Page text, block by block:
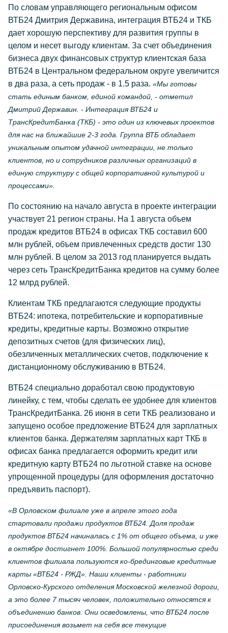
По словам управляющего региональным офисом
ВТБ24 Дмитрия Державина, интеграция ВТБ24 и ТКБ
дает хорошую перспективу для развития группы в
целом и несет выгоду клиентам. За счет объединения
бизнеса двух финансовых структур клиентская база
ВТБ24 в Центральном федеральном округе увеличится
в два раза, а сеть продаж - в 1.5 раза. «Мы готовы
стать единым банком, единой командой, - отметил
Дмитрий Державин. - Интеграция ВТБ24 и
ТрансКредитБанка (ТКБ) - это один из ключевых проектов
для нас на ближайшие 2-3 года. Группа ВТБ обладает
уникальным опытом удачной интеграции, не только
клиентов, но и сотрудников различных организаций в
единую структуру с общей корпоративной культурой и
процессами».
По состоянию на начало августа в проекте интеграции
участвует 21 регион страны. На 1 августа объем
продаж кредитов ВТБ24 в офисах ТКБ составил 600
млн рублей, объем привлеченных средств достиг 130
млн рублей. В целом за 2013 год планируется выдать
через сеть ТрансКредитБанка кредитов на сумму более
12 млрд рублей.
Клиентам ТКБ предлагаются следующие продукты
ВТБ24: ипотека, потребительские и корпоративные
кредиты, кредитные карты. Возможно открытие
депозитных счетов (для физических лиц),
обезличенных металлических счетов, подключение к
дистанционному обслуживанию в ВТБ24.
ВТБ24 специально доработал свою продуктовую
линейку, с тем, чтобы сделать ее удобнее для клиентов
ТрансКредитБанка. 26 июня в сети ТКБ реализовано и
запущено особое предложение ВТБ24 для зарплатных
клиентов банка. Держателям зарплатных карт ТКБ в
офисах банка предлагается оформить кредит или
кредитную карту ВТБ24 по льготной ставке на основе
упрощенной процедуры (для оформления достаточно
предъявить паспорт).
«В Орловском филиале уже в апреле этого года
стартовали продажи продуктов ВТБ24. Доля продаж
продуктов ВТБ24 начиналась с 1% от общего объема, и уже
в октябре достигнет 100%. Большой популярностью среди
клиентов филиала пользуются ко-брединговые кредитные
карты «ВТБ24 - РЖД». Наши клиенты - работники
Орловско-Курского отделения Московской железной дороги,
а это более 7 тысяч человек, положительно относятся к
объединению банков. Они осведомлены, что ВТБ24 после
присоединения возьмет на себя все текущие